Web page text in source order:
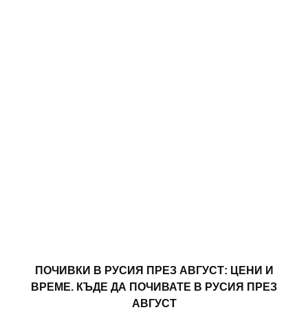
ПОЧИВКИ В РУСИЯ ПРЕЗ АВГУСТ: ЦЕНИ И
ВРЕМЕ. КЪДЕ ДА ПОЧИВАТЕ В РУСИЯ ПРЕЗ
АВГУСТ